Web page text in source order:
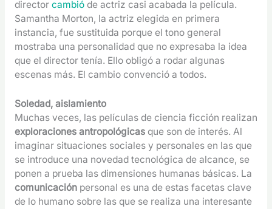
director cambióde actriz casi acabada la película.
Samantha Morton, la actriz elegida en primera
instancia, fue sustituida porque el tono general
mostraba una personalidad que no expresaba la idea
que el director tenía. Ello obligó a rodar algunas
escenas más. El cambio convenció a todos.
Soledad, aislamiento
Muchas veces, las películas de ciencia ficción realizan
exploraciones antropológicasque son de interés. Al
imaginar situaciones sociales y personales en las que
se introduce una novedad tecnológica de alcance, se
ponen a prueba las dimensiones humanas básicas. La
comunicación personal es una de estas facetas clave
de lo humano sobre las que se realiza una interesante